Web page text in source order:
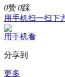
0赞 0踩
用手机扫一扫下
用手机看
分享到
更多